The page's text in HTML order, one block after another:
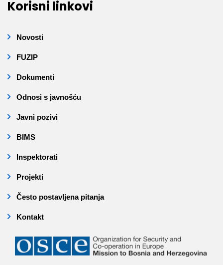
Korisni linkovi
Novosti
FUZIP
Dokumenti
Odnosi s javnošću
Javni pozivi
BIMS
Inspektorati
Projekti
Često postavljena pitanja
Kontakt